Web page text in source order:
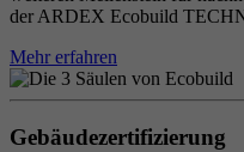
der ARDEX Ecobuild
Mehr erfahren
Gebäudezertifizierung